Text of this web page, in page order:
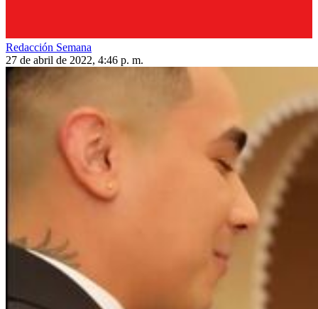
Redacción Semana
27 de abril de 2022, 4:46 p. m.